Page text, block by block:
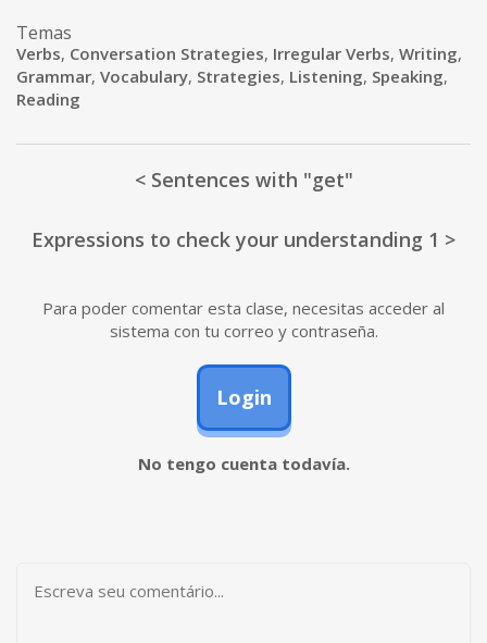
Temas
Verbs, Conversation Strategies, Irregular Verbs, Writing,
Grammar, Vocabulary, Strategies, Listening, Speaking,
Reading
< Sentences with "get"
Expressions to check your understanding 1 >
Para poder comentar esta clase, necesitas acceder al
sistema con tu correo y contraseña.
Login
No tengo cuenta todavía.